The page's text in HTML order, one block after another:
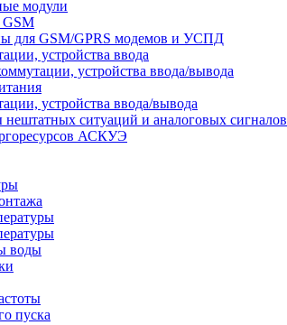
модули
для GSM/GPRS модемов и УСПД
устройства ввода
устройства ввода/вывода
устройства ввода/вывода
нештатных ситуаций и аналоговых сигналов
АСКУЭ
воды
пуска